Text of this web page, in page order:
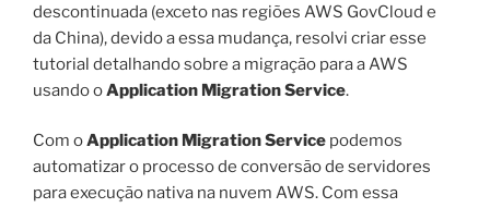
descontinuada (exceto nas regiões AWS GovCloud e
da China), devido a essa mudança, resolvi criar esse
tutorial detalhando sobre a migração para a AWS
usando oApplication Migration Service.
Com oApplication Migration Service podemos
automatizar o processo de conversão de servidores
para execução nativa na nuvem AWS. Com essa